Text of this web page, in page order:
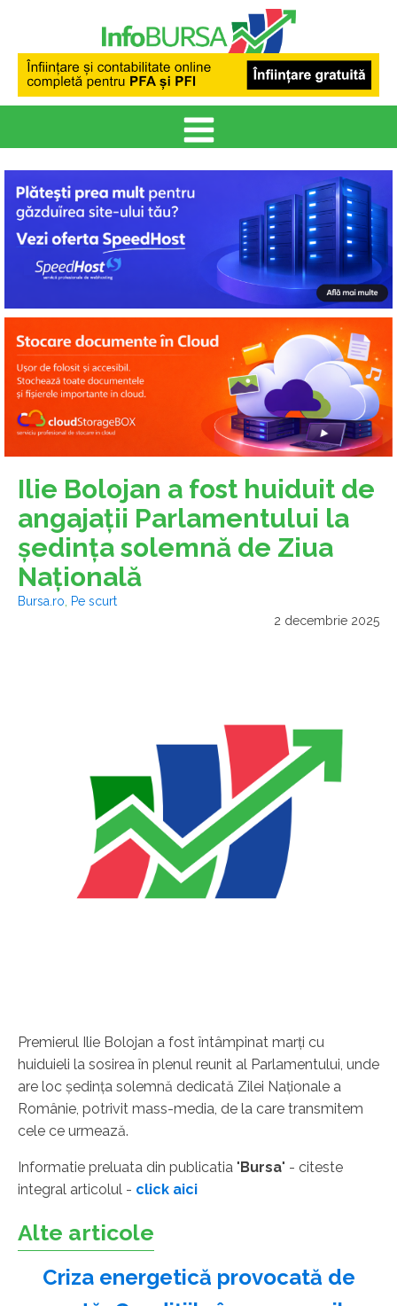
Ilie Bolojan a fost huiduit de
angajaţii Parlamentului la
şedinţa solemnă de Ziua
Naţională
Bursa.ro
Pe scurt
2 decembrie 2025
Premierul Ilie Bolojan a fost întâmpinat marţi cu
huiduieli la sosirea în plenul reunit al Parlamentului, unde
are loc şedinţa solemnă dedicată Zilei Naţionale a
Românie, potrivit mass-media, de la care transmitem
cele ce urmează.
Informatie preluata din publicatia "Bursa" - citeste
integral articolul - click aici
Alte articole
Criza energetică provocată de